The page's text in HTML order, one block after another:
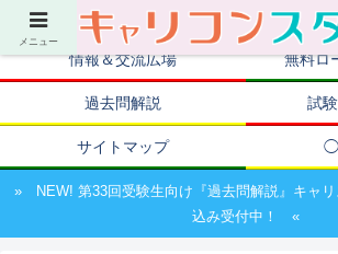
キャリアコンサルタント資格取得のための試験
情報＆交流広場 無料ロ
過去問解説 試
サイトマップ
» NEW! 第33回受験生向け『過去問解説』キャリ
込み受付中！ «
メニュー